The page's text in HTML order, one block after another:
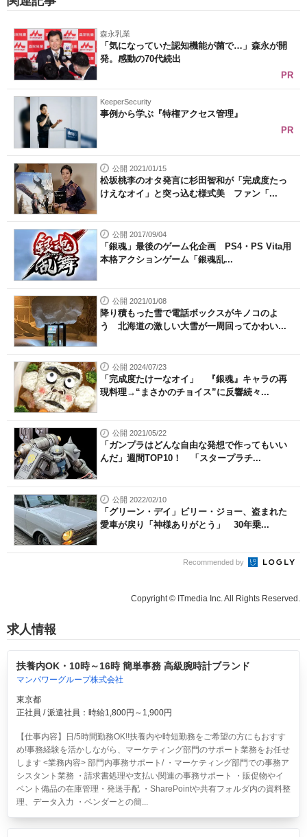
森永乳業
「気になっていた認知機能が菌で…」森永が開
発。感動の70代続出
PR
KeeperSecurity
事例から学ぶ『特権アクセス管理』
PR
公開 2021/01/15
松坂桃李のオタ発言に杉田智和が「完成度たっ
けえなオイ」と突っ込む様式美 ファン「...
公開 2017/09/04
「銀魂」最後のゲーム化企画 PS4・PS Vita用
本格アクションゲーム「銀魂乱...
公開 2021/01/08
降り積もった雪で電話ボックスがキノコのよ
う 北海道の激しい大雪が一周回ってかわい...
公開 2024/07/23
「完成度たけーなオイ」 『銀魂』キャラの再
現料理→“まさかのチョイス”に反響続々...
公開 2021/05/22
「ガンプラはどんな自由な発想で作ってもいい
んだ」週間TOP10！ 「スタープラチ...
公開 2022/02/10
「グリーン・デイ」ビリー・ジョー、盗まれた
愛車が戻り「神様ありがとう」 30年乗...
Recommended by
Copyright © ITmedia Inc. All Rights Reserved.
求人情報
扶養内OK・10時～16時 簡単事務 高級腕時計ブランド
マンパワーグループ株式会社
東京都
正社員 / 派遣社員：時給1,800円～1,900円
【仕事内容】日/5時間勤務OK!!扶養内や時短勤務をご希望の方にもおすす
め!事務経験を活かしながら、マーケティング部門のサポート業務をお任せ
します <業務内容> 部門内事務サポート/ ・マーケティング部門での事務ア
シスタント業務 ・請求書処理や支払い関連の事務サポート ・販促物やイ
ベント備品の在庫管理・発送手配 ・SharePointや共有フォルダ内の資料整
理、データ入力 ・ベンダーとの簡...